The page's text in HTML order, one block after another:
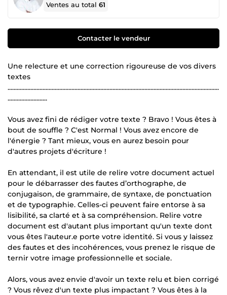
Ventes au total61
Contacter le vendeur
Une relecture et une correction rigoureuse de vos divers
textes
...........................................................................................................................................
..........................
Vous avez fini de rédiger votre texte ? Bravo ! Vous êtes à
bout de souffle ? C'est Normal ! Vous avez encore de
l'énergie ? Tant mieux, vous en aurez besoin pour
d'autres projets d'écriture !
En attendant, il est utile de relire votre document actuel
pour le débarrasser des fautes d’orthographe, de
conjugaison, de grammaire, de syntaxe, de ponctuation
et de typographie. Celles-ci peuvent faire entorse à sa
lisibilité, sa clarté et à sa compréhension. Relire votre
document est d'autant plus important qu'un texte dont
vous êtes l'auteur.e porte votre identité. Si vous y laissez
des fautes et des incohérences, vous prenez le risque de
ternir votre image professionnelle et sociale.
Alors, vous avez envie d'avoir un texte relu et bien corrigé
? Vous rêvez d'un texte plus impactant ? Vous êtes à la